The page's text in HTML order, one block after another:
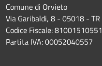
Comune di Orvieto
Via Garibaldi, 8 - 05018 - TR
Codice Fiscale: 81001510551
Partita IVA: 00052040557